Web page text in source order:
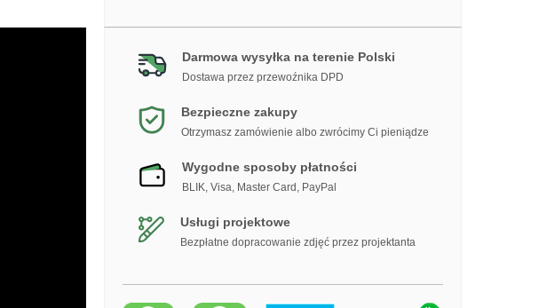
Darmowa wysyłka na terenie Polski
Dostawa przez przewoźnika DPD
Bezpieczne zakupy
Otrzymasz zamówienie albo zwrócimy Ci pieniądze
Wygodne sposoby płatności
BLIK, Visa, Master Card, PayPal
Usługi projektowe
Bezpłatne dopracowanie zdjęć przez projektanta